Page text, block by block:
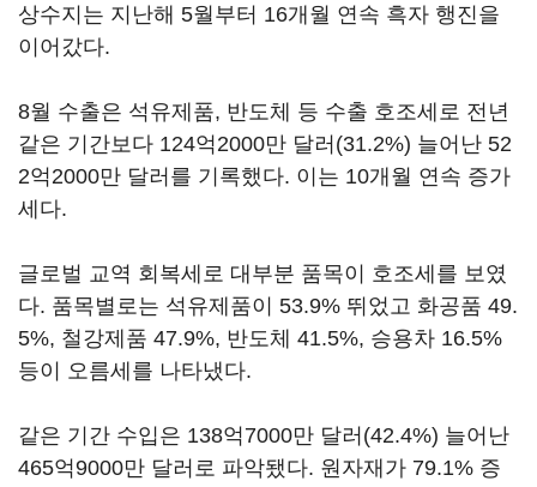
상수지는 지난해 5월부터 16개월 연속 흑자 행진을
이어갔다.
8월 수출은 석유제품, 반도체 등 수출 호조세로 전년
같은 기간보다 124억2000만 달러(31.2%) 늘어난 52
2억2000만 달러를 기록했다. 이는 10개월 연속 증가
세다.
글로벌 교역 회복세로 대부분 품목이 호조세를 보였
다. 품목별로는 석유제품이 53.9% 뛰었고 화공품 49.
5%, 철강제품 47.9%, 반도체 41.5%, 승용차 16.5%
등이 오름세를 나타냈다.
같은 기간 수입은 138억7000만 달러(42.4%) 늘어난
465억9000만 달러로 파악됐다. 원자재가 79.1% 증